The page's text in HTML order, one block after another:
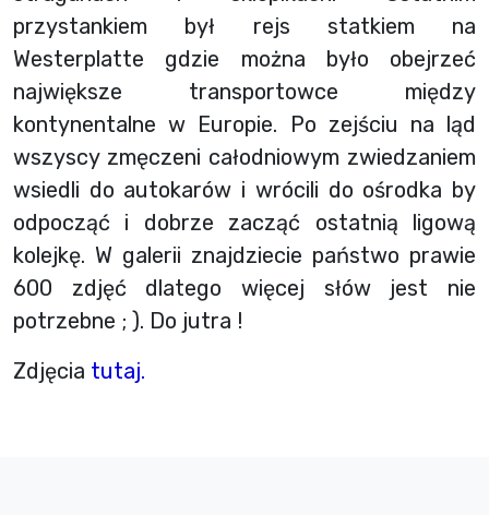
przystankiem był rejs statkiem na
Westerplatte gdzie można było obejrzeć
największe transportowce między
kontynentalne w Europie. Po zejściu na ląd
wszyscy zmęczeni całodniowym zwiedzaniem
wsiedli do autokarów i wrócili do ośrodka by
odpocząć i dobrze zacząć ostatnią ligową
kolejkę. W galerii znajdziecie państwo prawie
600 zdjęć dlatego więcej słów jest nie
potrzebne ; ). Do jutra !
Zdjęcia tutaj.